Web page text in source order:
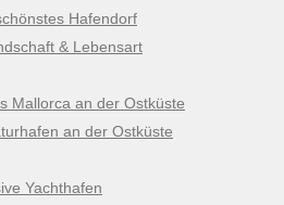
Hafendorf
& Lebensart
Mallorca an der Ostküste
an der Ostküste
Yachthafen